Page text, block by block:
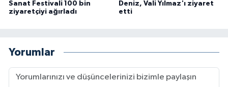
Sanat Festivali 100 bin
ziyaretçiyi ağırladı
Deniz, Vali Yılmaz'ı ziyaret
etti
Yorumlar